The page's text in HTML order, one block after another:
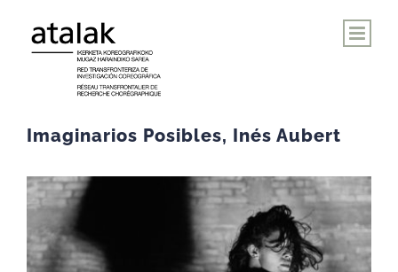
contenido
Imaginarios Posibles, Inés Aubert
Ver
imagen
más
grande